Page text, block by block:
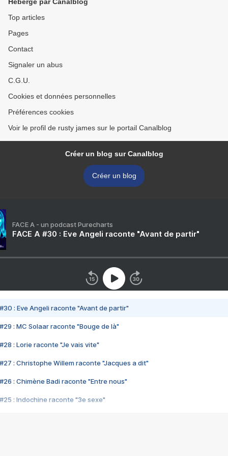
Top articles
Pages
Contact
Signaler un abus
C.G.U.
Cookies et données personnelles
Préférences cookies
Voir le profil de rusty james sur le portail Canalblog
Créer un blog sur Canalblog
Créer un blog
FACE A - un podcast Purecharts
FACE A #30 : Eve Angeli raconte "Avant de partir"
#30 : Eve Angeli raconte "Avant de partir"
#29 : MC Solaar raconte "Bouge de là"
#28 : Lorie raconte "Je vais vite"
#27 : Christophe Willem raconte "Jacques a dit"
#26 : Chimène Badi raconte "Entre nous"
#25 : Indochine raconte "3e sexe"